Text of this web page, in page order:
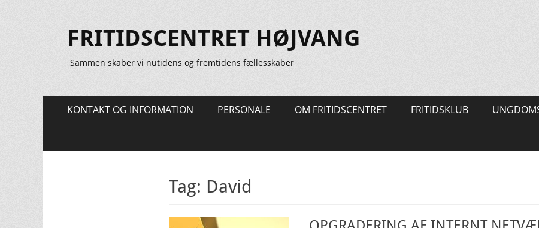
FRITIDSCENTRET HØJVANG
Sammen skaber vi nutidens og fremtidens fællesskaber
Primær
KONTAKT OG INFORMATION PERSONALE OM FRITIDSCENTRET FRITIDSKLUB
Tag: David